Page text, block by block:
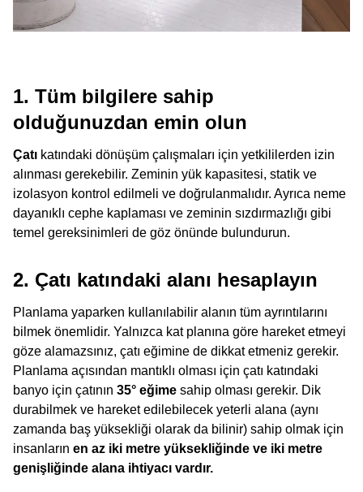
1. Tüm bilgilere sahip
olduğunuzdan emin olun
Çatı katındaki dönüşüm çalışmaları için yetkililerden izin
alınması gerekebilir. Zeminin yük kapasitesi, statik ve
izolasyon kontrol edilmeli ve doğrulanmalıdır. Ayrıca neme
dayanıklı cephe kaplaması ve zeminin sızdırmazlığı gibi
temel gereksinimleri de göz önünde bulundurun.
2. Çatı katındaki alanı hesaplayın
Planlama yaparken kullanılabilir alanın tüm ayrıntılarını
bilmek önemlidir. Yalnızca kat planına göre hareket etmeyi
göze alamazsınız, çatı eğimine de dikkat etmeniz gerekir.
Planlama açısından mantıklı olması için çatı katındaki
banyo için çatının 35° eğime sahip olması gerekir. Dik
durabilmek ve hareket edilebilecek yeterli alana (aynı
zamanda baş yüksekliği olarak da bilinir) sahip olmak için
insanların en az iki metre yüksekliğinde ve iki metre
genişliğinde alana ihtiyacı vardır.